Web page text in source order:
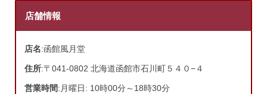
店舗情報
店名:函館風月堂
住所:〒041-0802 北海道函館市石川町５４０−４
営業時間:月曜日: 10時00分～18時30分